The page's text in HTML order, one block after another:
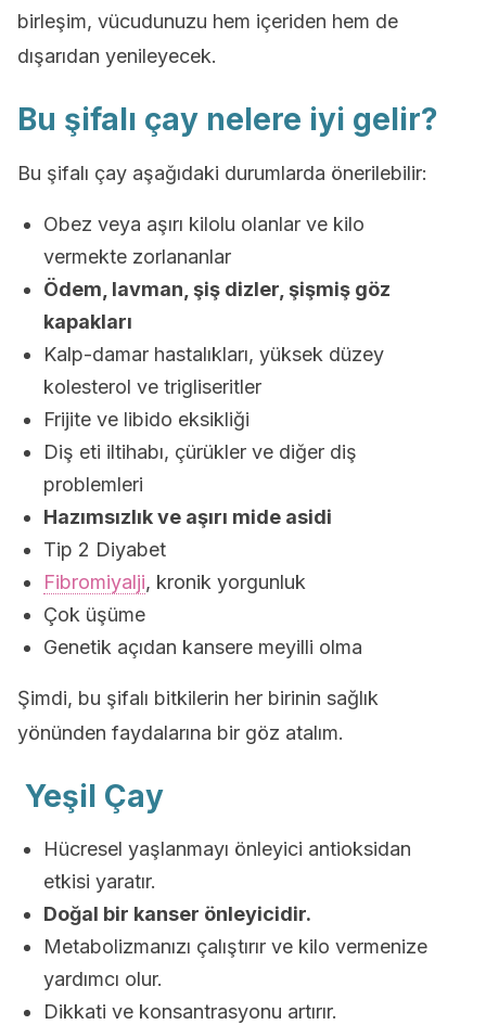
birleşim, vücudunuzu hem içeriden hem de
dışarıdan yenileyecek.
Bu şifalı çay nelere iyi gelir?
Bu şifalı çay aşağıdaki durumlarda önerilebilir:
Obez veya aşırı kilolu olanlar ve kilo
vermekte zorlananlar
Ödem, lavman, şiş dizler, şişmiş göz
kapakları
Kalp-damar hastalıkları, yüksek düzey
kolesterol ve trigliseritler
Frijite ve libido eksikliği
Diş eti iltihabı, çürükler ve diğer diş
problemleri
Hazımsızlık ve aşırı mide asidi
Tip 2 Diyabet
Fibromiyalji, kronik yorgunluk
Çok üşüme
Genetik açıdan kansere meyilli olma
Şimdi, bu şifalı bitkilerin her birinin sağlık
yönünden faydalarına bir göz atalım.
Yeşil Çay
Hücresel yaşlanmayı önleyici antioksidan
etkisi yaratır.
Doğal bir kanser önleyicidir.
Metabolizmanızı çalıştırır ve kilo vermenize
yardımcı olur.
Dikkati ve konsantrasyonu artırır.